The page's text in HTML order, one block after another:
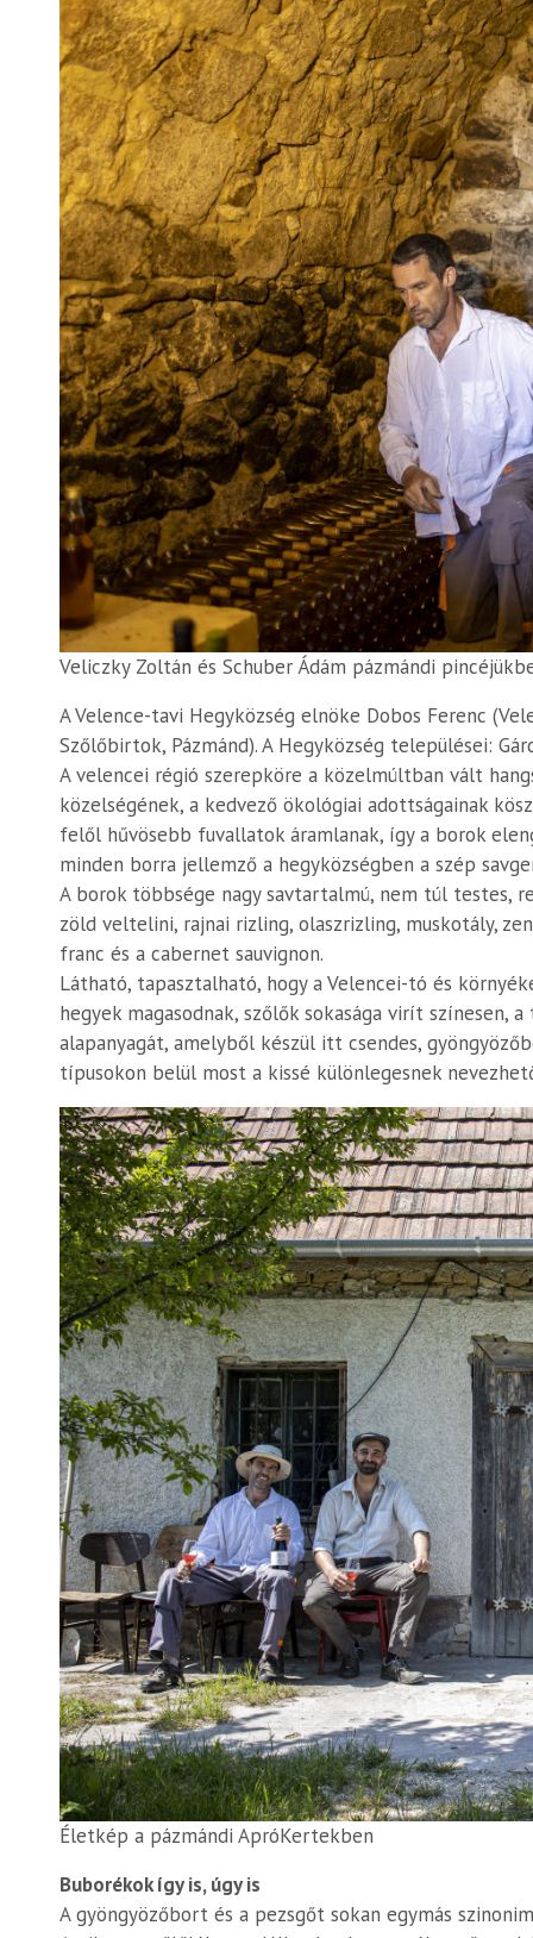
Veliczky Zoltán és Schuber Ádám pázmándi
A Velence-tavi Hegyközség elnöke Dobos Ferenc
Szőlőbirtok, Pázmánd). A Hegyközség települései:
A velencei régió szerepköre a közelmúltban vált
közelségének, a kedvező ökológiai adottságainak
felől hűvösebb fuvallatok áramlanak, így a borok
minden borra jellemző a hegyközségben a szép
A borok többsége nagy savtartalmú, nem túl testes,
zöld veltelini, rajnai rizling, olaszrizling, muskotály,
franc és a cabernet sauvignon.
Látható, tapasztalható, hogy a Velencei-tó és
hegyek magasodnak, szőlők sokasága virít színesen,
alapanyagát, amelyből készül itt csendes,
típusokon belül most a kissé különlegesnek
Életkép a pázmándi ApróKertekben
Buborékok így is, úgy is
A gyöngyözőbort és a pezsgőt sokan egymás